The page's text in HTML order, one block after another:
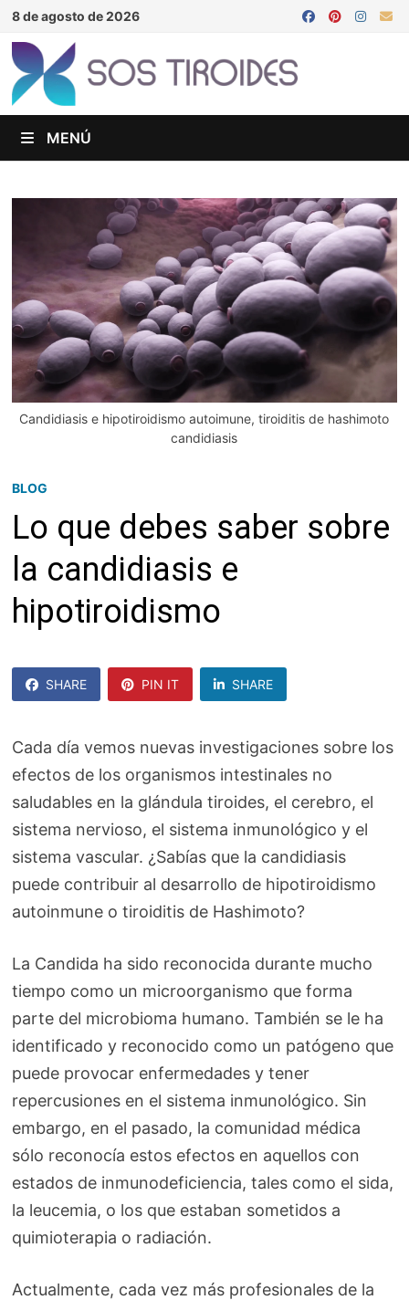
Saltar
contenido
8 de agosto de 2026
MENÚ
Candidiasis e hipotiroidismo autoimune, tiroiditis de hashimoto
candidiasis
BLOG
Lo que debes saber sobre
la candidiasis e
hipotiroidismo
SHARE PIN IT SHARE
Cada día vemos nuevas investigaciones sobre los
efectos de los organismos intestinales no
saludables en la glándula tiroides, el cerebro, el
sistema nervioso, el sistema inmunológico y el
sistema vascular. ¿Sabías que la candidiasis
puede contribuir al desarrollo de hipotiroidismo
autoinmune o tiroiditis de Hashimoto?
La Candida ha sido reconocida durante mucho
tiempo como un microorganismo que forma
parte del microbioma humano. También se le ha
identificado y reconocido como un patógeno que
puede provocar enfermedades y tener
repercusiones en el sistema inmunológico. Sin
embargo, en el pasado, la comunidad médica
sólo reconocía estos efectos en aquellos con
estados de inmunodeficiencia, tales como el sida,
la leucemia, o los que estaban sometidos a
quimioterapia o radiación.
Actualmente, cada vez más profesionales de la